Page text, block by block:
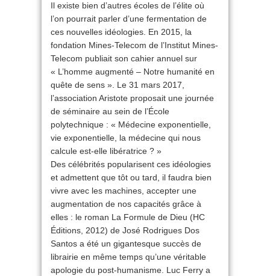
Il existe bien d’autres écoles de l’élite où
l’on pourrait parler d’une fermentation de
ces nouvelles idéologies. En 2015, la
fondation Mines-Telecom de l’Institut Mines-
Telecom publiait son cahier annuel sur
« L’homme augmenté – Notre humanité en
quête de sens ». Le 31 mars 2017,
l’association Aristote proposait une journée
de séminaire au sein de l’École
polytechnique : « Médecine exponentielle,
vie exponentielle, la médecine qui nous
calcule est-elle libératrice ? »
Des célébrités popularisent ces idéologies
et admettent que tôt ou tard, il faudra bien
vivre avec les machines, accepter une
augmentation de nos capacités grâce à
elles : le roman La Formule de Dieu (HC
Éditions, 2012) de José Rodrigues Dos
Santos a été un gigantesque succès de
librairie en même temps qu’une véritable
apologie du post-humanisme. Luc Ferry a